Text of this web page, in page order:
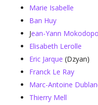
Marie Isabelle
Ban Huy
Jean-Yann Mokodopo
Elisabeth Lerolle
Eric Jarque (Dzyan)
Franck Le Ray
Marc-Antoine
Thierry Mell